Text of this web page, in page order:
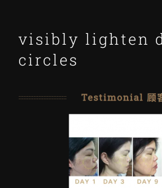
visibly lighten
circles